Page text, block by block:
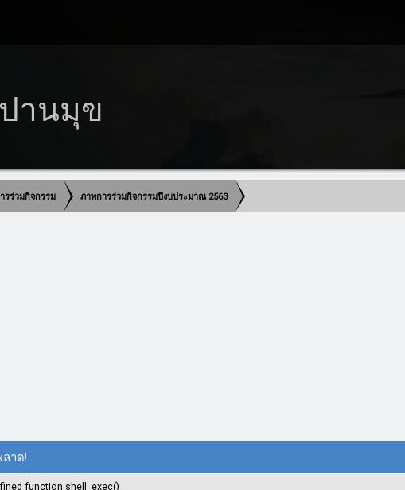
านมุข
รร่วมกิจกรรม ภาพการร่วมกิจกรรมปีงบประมาณ 2563
าด!
function shell_exec()